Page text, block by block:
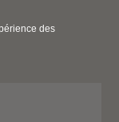
des